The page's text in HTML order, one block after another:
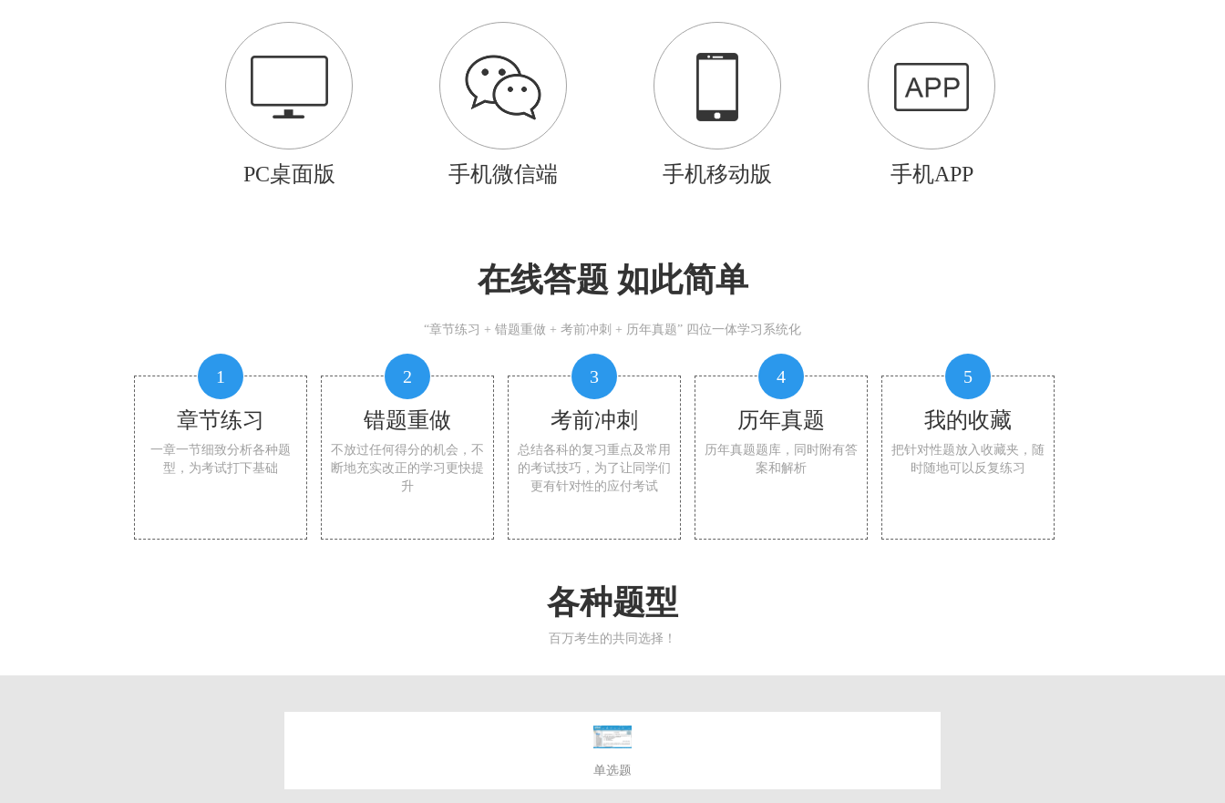
PC桌面版 手机微信端 手机移动版 手机APP
在线答题 如此简单
“章节练习 + 错题重做 + 考前冲刺 + 历年真题” 四位一体学习系统化
1
章节练习
一章一节细致分析各种题
型，为考试打下基础
2
错题重做
不放过任何得分的机会，不
断地充实改正的学习更快提
升
3
考前冲刺
总结各科的复习重点及常用
的考试技巧，为了让同学们
更有针对性的应付考试
4
历年真题
历年真题题库，同时附有答
案和解析
5
我的收藏
把针对性题放入收藏夹，随
时随地可以反复练习
各种题型
百万考生的共同选择！
单选题
选择题